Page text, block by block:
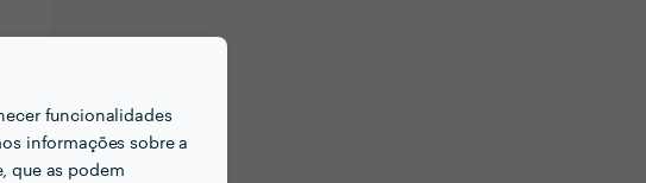
funcionalidades
informações sobre a
que as podem